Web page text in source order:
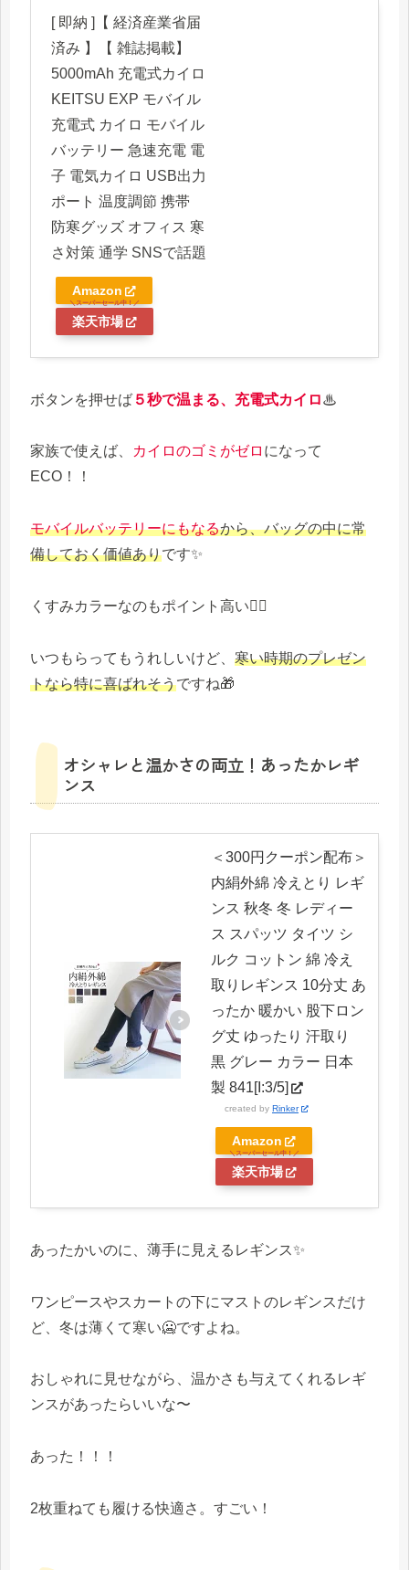
[ 即納 ]【 経済産業省届
済み 】【 雑誌掲載】
5000mAh 充電式カイロ
KEITSU EXP モバイル
充電式 カイロ モバイル
バッテリー 急速充電 電
子 電気カイロ USB出力
ポート 温度調節 携帯
防寒グッズ オフィス 寒
さ対策 通学 SNSで話題
Amazon
楽天市場
ボタンを押せば ５秒で温まる、充電式カイロ♨︎
家族で使えば、 カイロのゴミがゼロ になって
ECO！！
モバイルバッテリーにもなるから、バッグの中に常
備しておく価値ありです✨
くすみカラーなのもポイント高い🙆‍♀️
いつもらってもうれしいけど、 寒い時期のプレゼン
トなら特に喜ばれそうですね🎁
オシャレと温かさの両立！あったかレギ
ンス
＜300円クーポン配布＞
内絹外綿 冷えとり レギ
ンス 秋冬 冬 レディー
ス スパッツ タイツ シ
ルク コットン 綿 冷え
取りレギンス 10分丈 あ
ったか 暖かい 股下ロン
グ丈 ゆったり 汗取り
黒 グレー カラー 日本
製 841[I:3/5]
created by Rinker
Amazon
楽天市場
あったかいのに、薄手に見えるレギンス✨
ワンピースやスカートの下にマストのレギンスだけ
ど、冬は薄くて寒い🥶ですよね。
おしゃれに見せながら、温かさも与えてくれるレギ
ンスがあったらいいな〜
あった！！！
2枚重ねても履ける快適さ。すごい！